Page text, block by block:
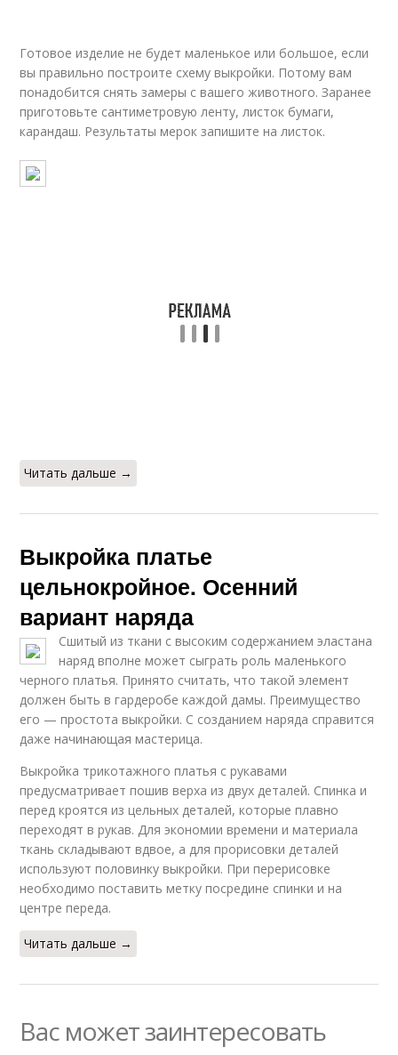
Готовое изделие не будет маленькое или большое, если
вы правильно построите схему выкройки. Потому вам
понадобится снять замеры с вашего животного. Заранее
приготовьте сантиметровую ленту, листок бумаги,
карандаш. Результаты мерок запишите на листок.
Читать дальше →
Выкройка платье
цельнокройное. Осенний
вариант наряда
Сшитый из ткани с высоким содержанием эластана
наряд вполне может сыграть роль маленького
черного платья. Принято считать, что такой элемент
должен быть в гардеробе каждой дамы. Преимущество
его — простота выкройки. С созданием наряда справится
даже начинающая мастерица.
Выкройка трикотажного платья с рукавами
предусматривает пошив верха из двух деталей. Спинка и
перед кроятся из цельных деталей, которые плавно
переходят в рукав. Для экономии времени и материала
ткань складывают вдвое, а для прорисовки деталей
используют половинку выкройки. При перерисовке
необходимо поставить метку посредине спинки и на
центре переда.
Читать дальше →
Вас может заинтересовать